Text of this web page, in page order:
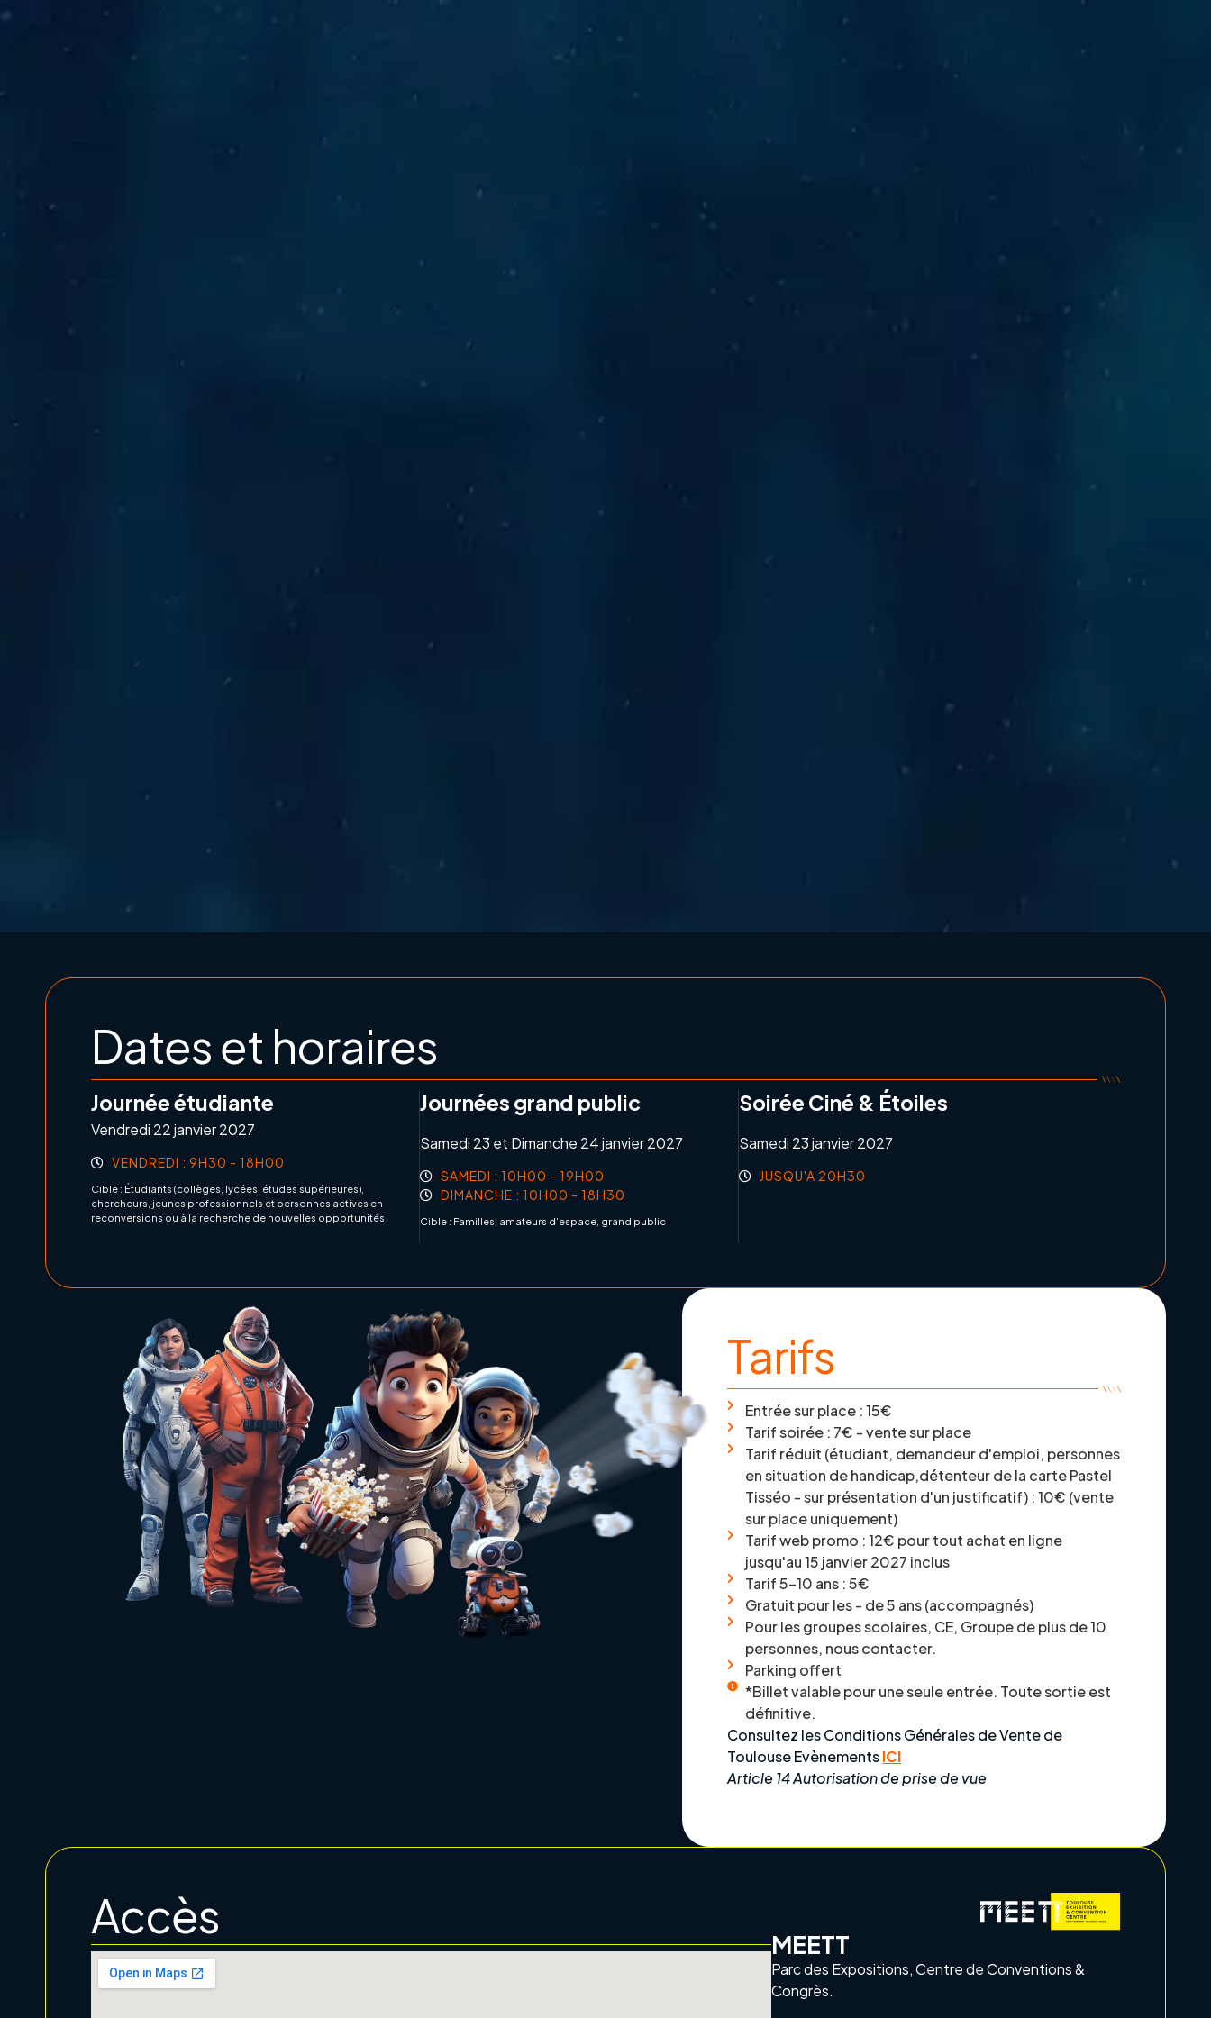
Dates et horaires
Journée étudiante
Vendredi 22 janvier 2027
VENDREDI : 9H30 - 18H00
Cible : Étudiants (collèges, lycées, études supérieures),
chercheurs, jeunes professionnels et personnes actives en
reconversions ou à la recherche de nouvelles opportunités
Journées grand public
Samedi 23 et Dimanche 24 janvier 2027
SAMEDI : 10H00 - 19H00
DIMANCHE : 10H00 - 18H30
Cible : Familles, amateurs d’espace, grand public
Soirée Ciné & Étoiles
Samedi 23 janvier 2027
JUSQU'A 20H30
Tarifs
Entrée sur place : 15€
Tarif soirée : 7€ - vente sur place
Tarif réduit (étudiant, demandeur d'emploi, personnes
en situation de handicap,détenteur de la carte Pastel
Tisséo - sur présentation d'un justificatif) : 10€ (vente
sur place uniquement)
Tarif web promo : 12€ pour tout achat en ligne
jusqu'au 15 janvier 2027 inclus
Tarif 5-10 ans : 5€
Gratuit pour les - de 5 ans (accompagnés)
Pour les groupes scolaires, CE, Groupe de plus de 10
personnes, nous contacter.
Parking offert
*Billet valable pour une seule entrée. Toute sortie est
définitive.
Consultez les Conditions Générales de Vente de
Toulouse EvènementsICI
Article 14 Autorisation de prise de vue
Accès
MEETT
Parc des Expositions, Centre de Conventions &
Congrès.